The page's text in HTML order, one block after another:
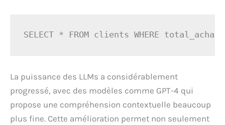
SELECT * FROM clients WHERE
La puissance des LLMs a considérablement
progressé, avec des modèles comme GPT-4 qui
propose une compréhension contextuelle beaucoup
plus fine. Cette amélioration permet non seulement